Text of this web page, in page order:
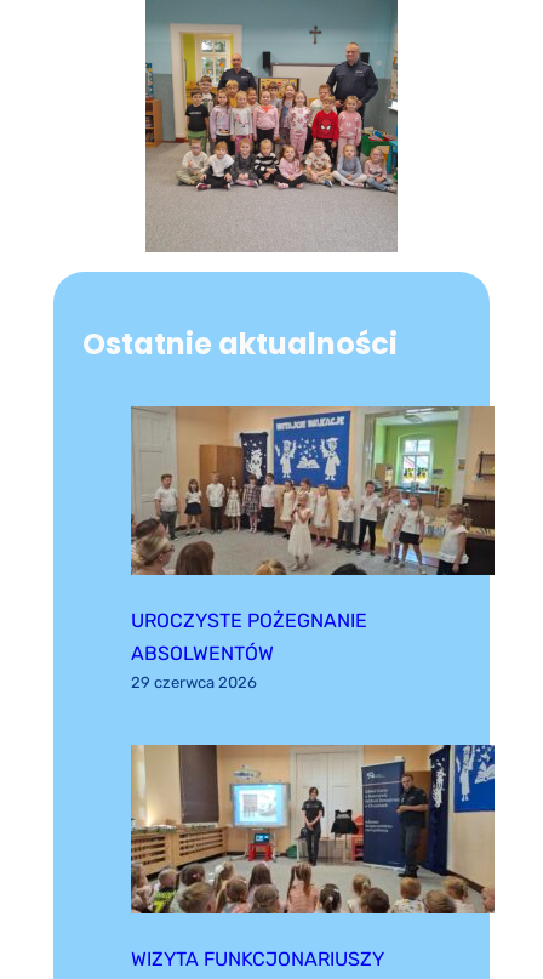
Ostatnie aktualności
UROCZYSTE POŻEGNANIE
ABSOLWENTÓW
29 czerwca 2026
WIZYTA FUNKCJONARIUSZY